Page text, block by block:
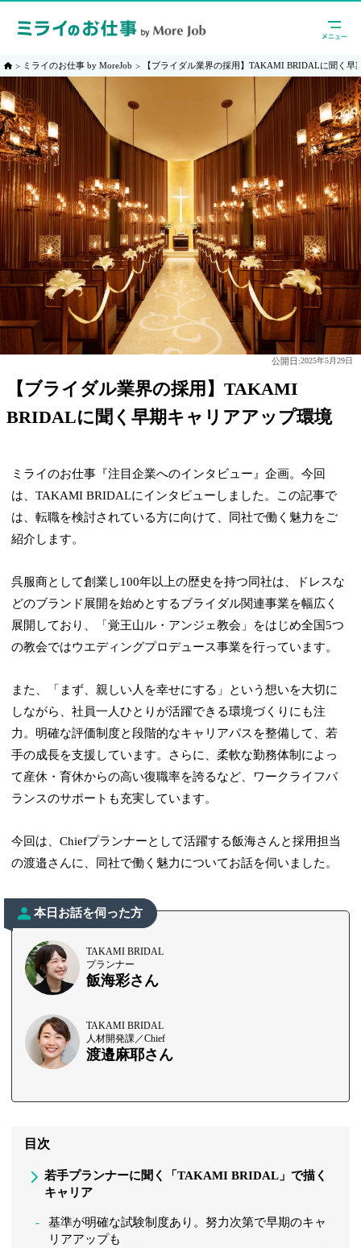
ミライのお仕事 by MoreJob 【ブライダル業界の採用】TAKAMI BRIDALに聞く早
公開日:2025年5月29日
【ブライダル業界の採用】TAKAMI
BRIDALに聞く早期キャリアアップ環境
ミライのお仕事『注目企業へのインタビュー』企画。今回
は、TAKAMI BRIDALにインタビューしました。この記事で
は、転職を検討されている方に向けて、同社で働く魅力をご
紹介します。
呉服商として創業し100年以上の歴史を持つ同社は、ドレスな
どのブランド展開を始めとするブライダル関連事業を幅広く
展開しており、「覚王山ル・アンジェ教会」をはじめ全国5つ
の教会ではウエディングプロデュース事業を行っています。
また、「まず、親しい人を幸せにする」という想いを大切に
しながら、社員一人ひとりが活躍できる環境づくりにも注
力。明確な評価制度と段階的なキャリアパスを整備して、若
手の成長を支援しています。さらに、柔軟な勤務体制によっ
て産休・育休からの高い復職率を誇るなど、ワークライフバ
ランスのサポートも充実しています。
今回は、Chiefプランナーとして活躍する飯海さんと採用担当
の渡邉さんに、同社で働く魅力についてお話を伺いました。
本日お話を伺った方
TAKAMI BRIDAL
プランナー
飯海彩さん
TAKAMI BRIDAL
人材開発課／Chief
渡邉麻耶さん
目次
若手プランナーに聞く「TAKAMI BRIDAL」で描く
キャリア
基準が明確な試験制度あり。努力次第で早期のキャ
リアアップも